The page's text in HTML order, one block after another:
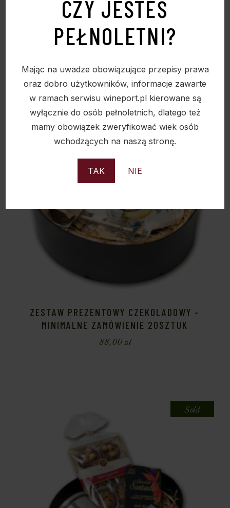
CZY JESTEŚ
PEŁNOLETNI?
Mając na uwadze obowiązujące przepisy prawa
oraz dobro użytkowników, informacje zawarte
w ramach serwisu wineport.pl kierowane są
wyłącznie do osób pełnoletnich, dlatego też
mamy obowiązek zweryfikować wiek osób
wchodzących na naszą stronę.
TAK NIE
CZEKOLADKI CLUIZEL GRAND CRU –
MINIMALNE ZAMÓWIENIE 20SZTUK
Sold
ZESTAW PREZENTOWY CZEKOLADOWY –
MINIMALNE ZAMÓWIENIE 20SZTUK
88,00zł
Sold